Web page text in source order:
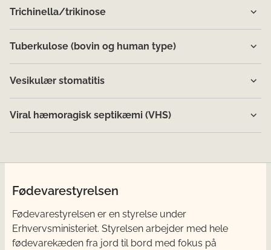
Trichinella/trikinose
Tuberkulose (bovin og human type)
Vesikulær stomatitis
Viral hæmoragisk septikæmi (VHS)
Fødevarestyrelsen
Fødevarestyrelsen er en styrelse under
Erhvervsministeriet. Styrelsen arbejder med hele
fødevarekæden fra jord til bord med fokus på